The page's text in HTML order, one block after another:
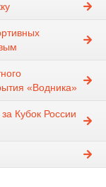
«Водника»
Кубок России